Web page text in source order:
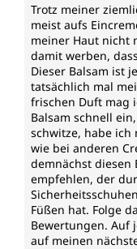
Trotz meiner
meist aufs
meiner Haut nicht
damit werben,
Dieser Balsam ist
tatsächlich mal
frischen Duft mag
Balsam schnell
schwitze, habe ich
wie bei anderen
demnächst diesen
empfehlen, der
Füßen hat. Folge
Bewertungen. Auf
auf meinen